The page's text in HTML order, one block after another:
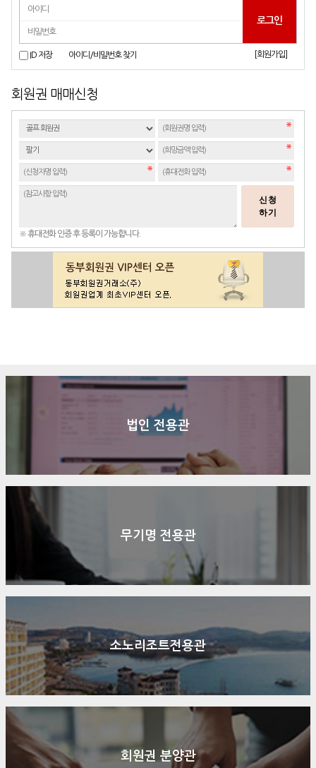
ID 저장 아이디/비밀번호 찾기 [회원가입]
회원권 매매신청
신청
하기
※ 휴대전화 인증 후 등록이 가능합니다.
구매문의 상담신청
법인 전용관
무기명 전용관
소노리조트전용관
회원권 분양관